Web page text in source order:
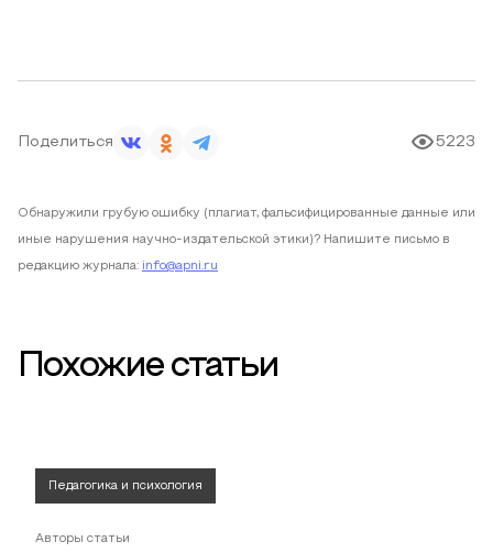
Поделиться 5223
Обнаружили грубую ошибку (плагиат, фальсифицированные данные или
иные нарушения научно-издательской этики)? Напишите письмо в
редакцию журнала: info@apni.ru
Похожие статьи
Педагогика и психология
Авторы статьи